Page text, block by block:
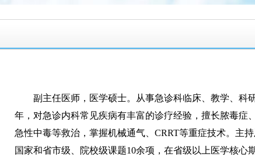
副主任医师，医学硕士。从事急诊科临床、教学、科
年，对急诊内科常见疾病有丰富的诊疗经验，擅长脓毒症
急性中毒等救治，掌握机械通气、CRRT等重症技术。主
国家和省市级、院校级课题10余项，在省级以上医学核心